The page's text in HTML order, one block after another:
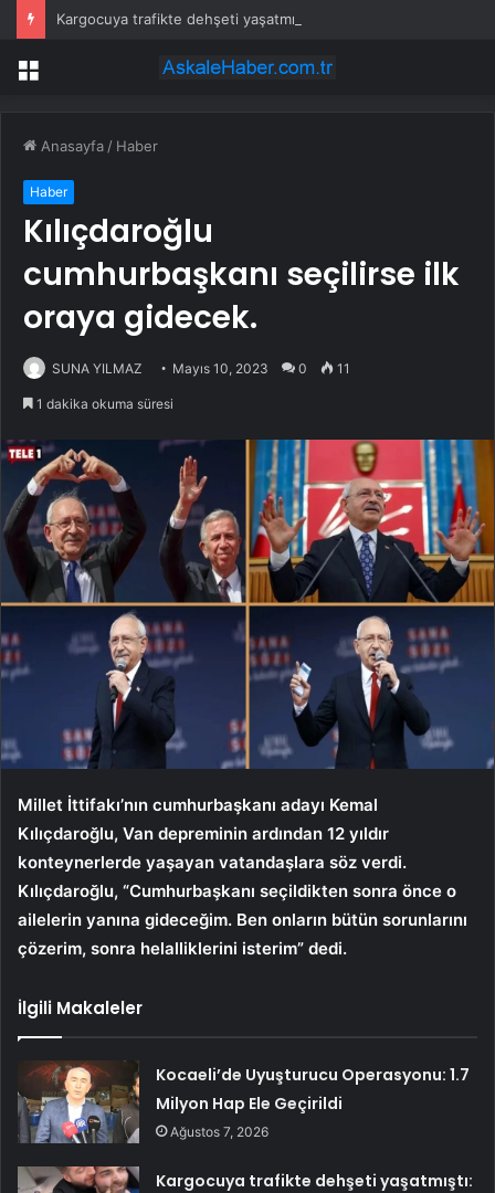
Kargocuya trafikte dehşeti yaşatmıştı: Cezası belli oldu
Menü
Anasayfa / Haber
Haber
Kılıçdaroğlu
cumhurbaşkanı seçilirse ilk
oraya gidecek.
SUNA YILMAZ Mayıs 10, 2023 0 11
1 dakika okuma süresi
Millet İttifakı’nın cumhurbaşkanı adayı Kemal
Kılıçdaroğlu, Van depreminin ardından 12 yıldır
konteynerlerde yaşayan vatandaşlara söz verdi.
Kılıçdaroğlu, “Cumhurbaşkanı seçildikten sonra önce o
ailelerin yanına gideceğim. Ben onların bütün sorunlarını
çözerim, sonra helalliklerini isterim” dedi.
İlgili Makaleler
Kocaeli’de Uyuşturucu Operasyonu: 1.7
Milyon Hap Ele Geçirildi
Ağustos 7, 2026
Kargocuya trafikte dehşeti yaşatmıştı: